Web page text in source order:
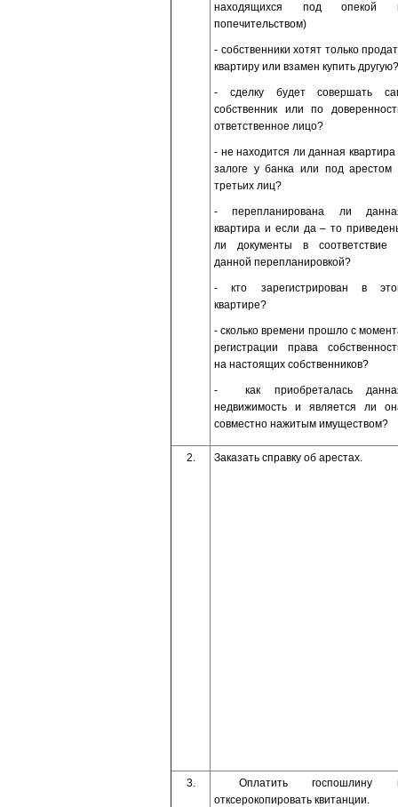
находящихся под опекой
попечительством)
- собственники хотят только
квартиру или взамен купить другую?
- сделку будет совершать
собственник или по
ответственное лицо?
- не находится ли данная квартира
залоге у банка или под арестом
третьих лиц?
- перепланирована ли
квартира и если да – то
ли документы в соответствие
данной перепланировкой?
- кто зарегистрирован в
квартире?
- сколько времени прошло с
регистрации права
на настоящих собственников?
- как приобреталась
недвижимость и является ли
совместно нажитым имуществом?
2. Заказать справку об арестах.
3.
Оплатить госпошлину
отксерокопировать квитанции.